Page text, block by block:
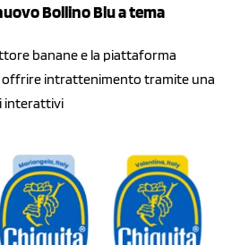
Bollino Blu a tema
banane e la piattaforma
offrire intrattenimento tramite una
interattivi